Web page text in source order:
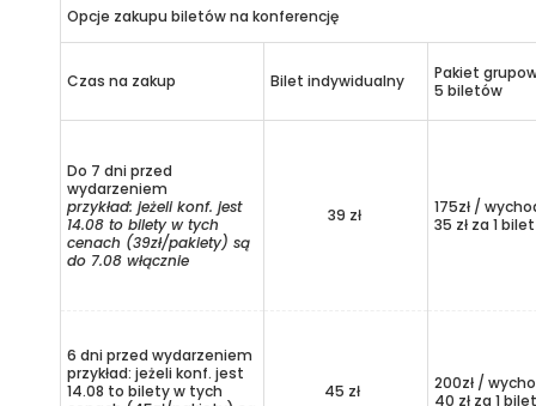
Opcje zakupu biletów na konferencję
Czas na zakup Bilet indywidualny
Pakiet
5 biletów
Do 7 dni przed
wydarzeniem
przykład: jeżeli konf. jest
14.08 to bilety w tych
cenach (39zł/pakiety) są
do 7.08 włącznie
39 zł
175zł /
35 zł za 1 bilet
6 dni przed wydarzeniem
przykład: jeżeli konf. jest
14.08 to bilety w tych
45 zł
200zł /
40 zł za 1 bilet